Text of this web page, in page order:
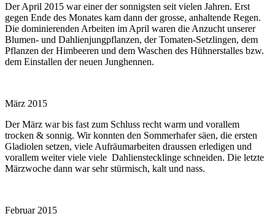
Der April 2015 war einer der sonnigsten seit vielen Jahren. Erst
gegen Ende des Monates kam dann der grosse, anhaltende Regen.
Die dominierenden Arbeiten im April waren die Anzucht unserer
Blumen- und Dahlienjungpflanzen, der Tomaten-Setzlingen, dem
Pflanzen der Himbeeren und dem Waschen des Hühnerstalles bzw.
dem Einstallen der neuen Junghennen.
März 2015
Der März war bis fast zum Schluss recht warm und vorallem
trocken & sonnig. Wir konnten den Sommerhafer säen, die ersten
Gladiolen setzen, viele Aufräumarbeiten draussen erledigen und
vorallem weiter viele viele Dahlienstecklinge schneiden. Die letzte
Märzwoche dann war sehr stürmisch, kalt und nass.
Februar 2015